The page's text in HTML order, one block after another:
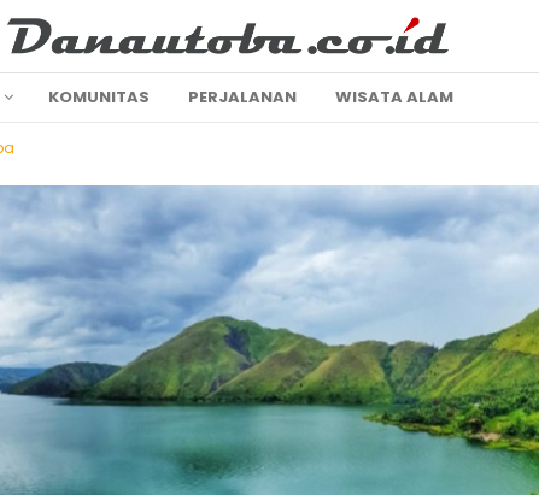
KOMUNITAS PERJALANAN WISATA ALAM